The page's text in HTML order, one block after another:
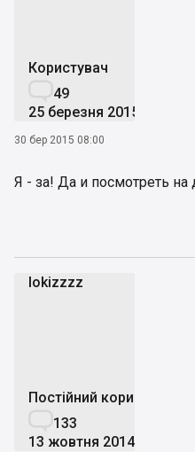
Користувач
49
25 березня 2015
30 бер 2015 08:00
Я - за! Да и посмотреть на
lokizzzz
Постійний користувач
133
13 жовтня 2014